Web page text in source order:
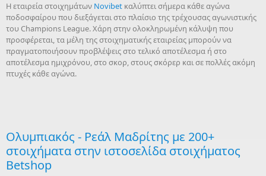
Η εταιρεία στοιχημάτων Novibet καλύπτει σήμερα κάθε αγώνα
ποδοσφαίρου που διεξάγεται στο πλαίσιο της τρέχουσας αγωνιστικής
του Champions League. Χάρη στην ολοκληρωμένη κάλυψη που
προσφέρεται, τα μέλη της στοιχηματικής εταιρείας μπορούν να
πραγματοποιήσουν προβλέψεις στο τελικό αποτέλεσμα ή στο
αποτέλεσμα ημιχρόνου, στο σκορ, στους σκόρερ και σε πολλές ακόμη
πτυχές κάθε αγώνα.
Ολυμπιακός - Ρεάλ Μαδρίτης με 200+
στοιχήματα στην ιστοσελίδα στοιχήματος
Betshop